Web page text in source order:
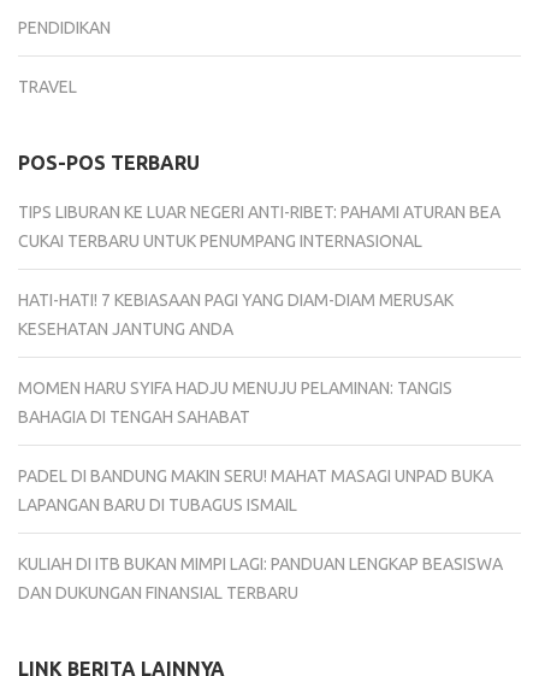
PENDIDIKAN
TRAVEL
POS-POS TERBARU
TIPS LIBURAN KE LUAR NEGERI ANTI-RIBET: PAHAMI ATURAN BEA
CUKAI TERBARU UNTUK PENUMPANG INTERNASIONAL
HATI-HATI! 7 KEBIASAAN PAGI YANG DIAM-DIAM MERUSAK
KESEHATAN JANTUNG ANDA
MOMEN HARU SYIFA HADJU MENUJU PELAMINAN: TANGIS
BAHAGIA DI TENGAH SAHABAT
PADEL DI BANDUNG MAKIN SERU! MAHAT MASAGI UNPAD BUKA
LAPANGAN BARU DI TUBAGUS ISMAIL
KULIAH DI ITB BUKAN MIMPI LAGI: PANDUAN LENGKAP BEASISWA
DAN DUKUNGAN FINANSIAL TERBARU
LINK BERITA LAINNYA